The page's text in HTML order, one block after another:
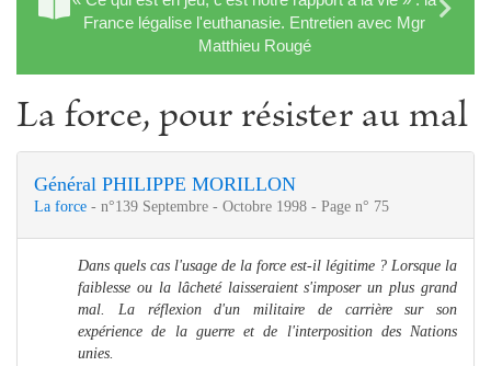
France légalise l'euthanasie. Entretien avec Mgr
Matthieu Rougé
La force, pour résister au mal
Général PHILIPPE MORILLON
La force - n°139 Septembre - Octobre 1998 - Page n° 75
Dans quels cas l'usage de la force est-il légitime ? Lorsque la
faiblesse ou la lâcheté laisseraient s'imposer un plus grand
mal. La réflexion d'un militaire de carrière sur son
expérience de la guerre et de l'interposition des Nations
unies.